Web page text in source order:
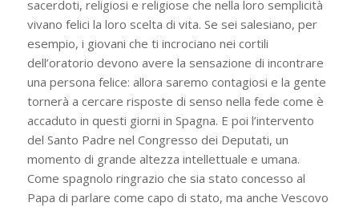
sacerdoti, religiosi e religiose che nella loro semplicità
vivano felici la loro scelta di vita. Se sei salesiano, per
esempio, i giovani che ti incrociano nei cortili
dell’oratorio devono avere la sensazione di incontrare
una persona felice: allora saremo contagiosi e la gente
tornerà a cercare risposte di senso nella fede come è
accaduto in questi giorni in Spagna. E poi l’intervento
del Santo Padre nel Congresso dei Deputati, un
momento di grande altezza intellettuale e umana.
Come spagnolo ringrazio che sia stato concesso al
Papa di parlare come capo di stato, ma anche Vescovo